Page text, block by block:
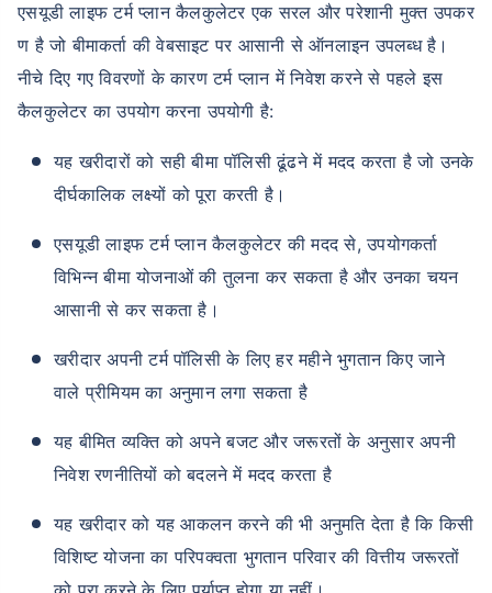
एसयूडी लाइफ टर्म प्लान कैलकुलेटर एक सरल और परेशानी मुक्त उपकर
ण है जो बीमाकर्ता की वेबसाइट पर आसानी से ऑनलाइन उपलब्ध है।
नीचे दिए गए विवरणों के कारण टर्म प्लान में निवेश करने से पहले इस
कैलकुलेटर का उपयोग करना उपयोगी है:
यह खरीदारों को सही बीमा पॉलिसी ढूंढने में मदद करता है जो उनके
दीर्घकालिक लक्ष्यों को पूरा करती है।
एसयूडी लाइफ टर्म प्लान कैलकुलेटर की मदद से, उपयोगकर्ता
विभिन्न बीमा योजनाओं की तुलना कर सकता है और उनका चयन
आसानी से कर सकता है।
खरीदार अपनी टर्म पॉलिसी के लिए हर महीने भुगतान किए जाने
वाले प्रीमियम का अनुमान लगा सकता है
यह बीमित व्यक्ति को अपने बजट और जरूरतों के अनुसार अपनी
निवेश रणनीतियों को बदलने में मदद करता है
यह खरीदार को यह आकलन करने की भी अनुमति देता है कि किसी
विशिष्ट योजना का परिपक्वता भुगतान परिवार की वित्तीय जरूरतों